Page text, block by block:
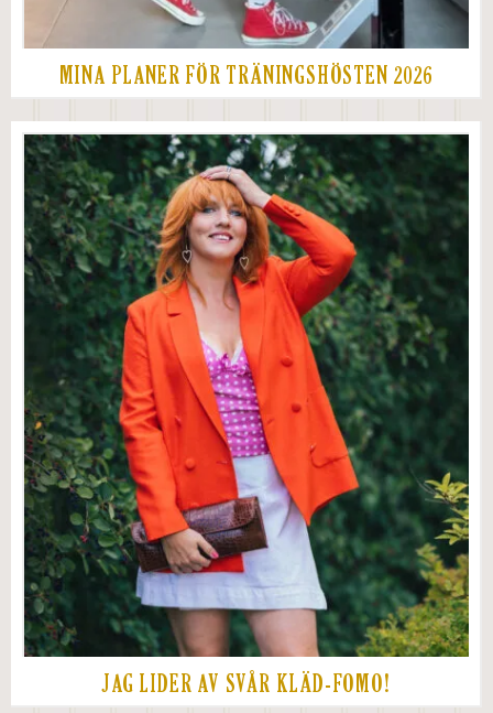
MINA PLANER FÖR TRÄNINGSHÖSTEN 2026
JAG LIDER AV SVÅR KLÄD-FOMO!